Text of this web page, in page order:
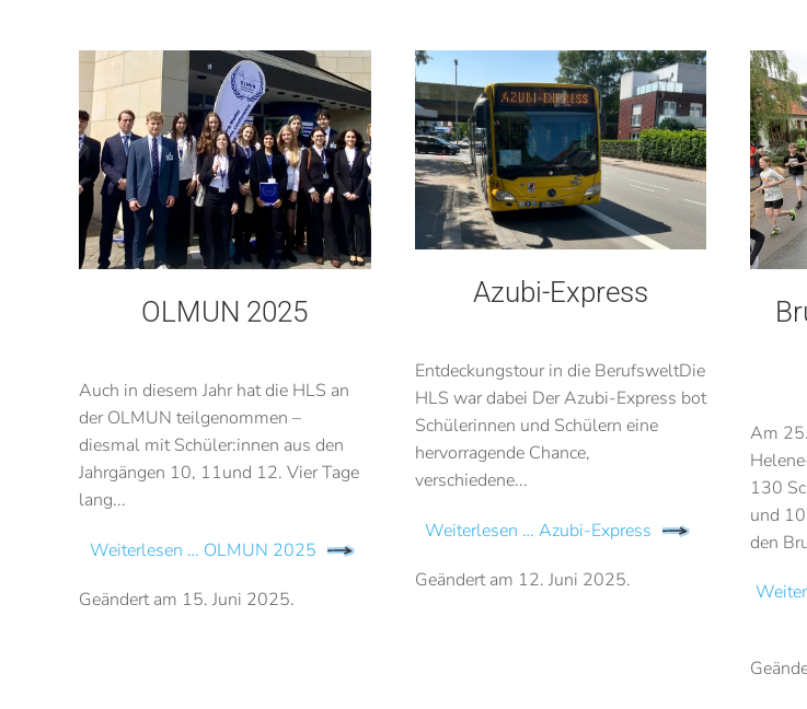
OLMUN 2025
Auch in diesem Jahr hat die HLS an
der OLMUN teilgenommen –
diesmal mit Schüler:innen aus den
Jahrgängen 10, 11und 12. Vier Tage
lang...
Weiterlesen … OLMUN 2025
Geändert am 15. Juni 2025.
Azubi-Express
Entdeckungstour in die BerufsweltDie
HLS war dabei Der Azubi-Express bot
Schülerinnen und Schülern eine
hervorragende Chance,
verschiedene...
Weiterlesen … Azubi-Express
Geändert am 12. Juni 2025.
Am
130
und
den